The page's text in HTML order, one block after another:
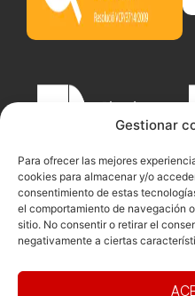
Gestionar
Para ofrecer las mejores
cookies para almacenar y/o
consentimiento de estas
el comportamiento de navegación
sitio. No consentir o retirar el
negativamente a ciertas